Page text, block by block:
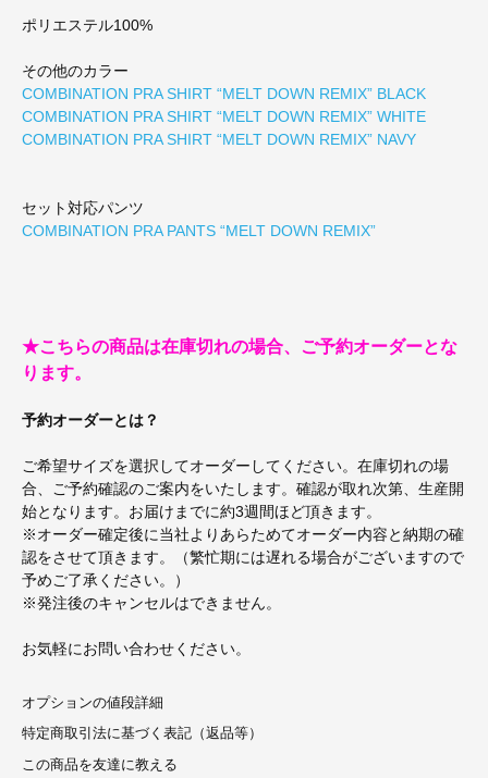
ポリエステル100%
その他のカラー
COMBINATION PRA SHIRT “MELT DOWN REMIX” BLACK
COMBINATION PRA SHIRT “MELT DOWN REMIX” WHITE
COMBINATION PRA SHIRT “MELT DOWN REMIX” NAVY
セット対応パンツ
COMBINATION PRA PANTS “MELT DOWN REMIX”
★こちらの商品は在庫切れの場合、ご予約オーダーとな
ります。
予約オーダーとは？
ご希望サイズを選択してオーダーしてください。在庫切れの場
合、ご予約確認のご案内をいたします。確認が取れ次第、生産開
始となります。お届けまでに約3週間ほど頂きます。
※オーダー確定後に当社よりあらためてオーダー内容と納期の確
認をさせて頂きます。（繁忙期には遅れる場合がございますので
予めご了承ください。）
※発注後のキャンセルはできません。
お気軽にお問い合わせください。
オプションの値段詳細
特定商取引法に基づく表記（返品等）
この商品を友達に教える